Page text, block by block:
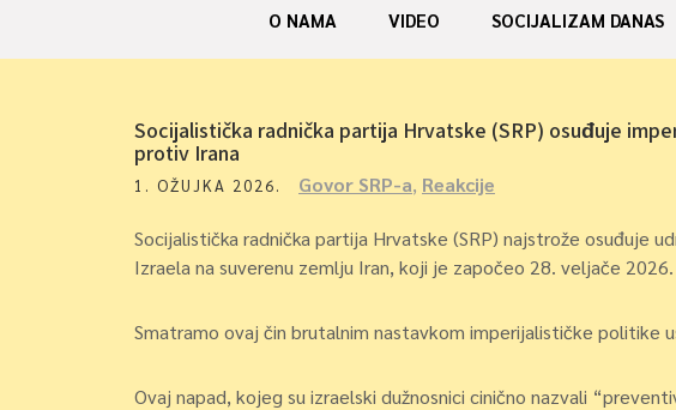
O NAMA VIDEO SOCIJALIZAM DANAS
Socijalistička radnička partija Hrvatske (SRP) osuđuje
protiv Irana
1. OŽUJKA 2026. Govor SRP-a, Reakcije
Socijalistička radnička partija Hrvatske (SRP) najstrože osuđuje
Izraela na suverenu zemlju Iran, koji je započeo 28. veljače 2026.
Smatramo ovaj čin brutalnim nastavkom imperijalističke politike
Ovaj napad, kojeg su izraelski dužnosnici cinično nazvali